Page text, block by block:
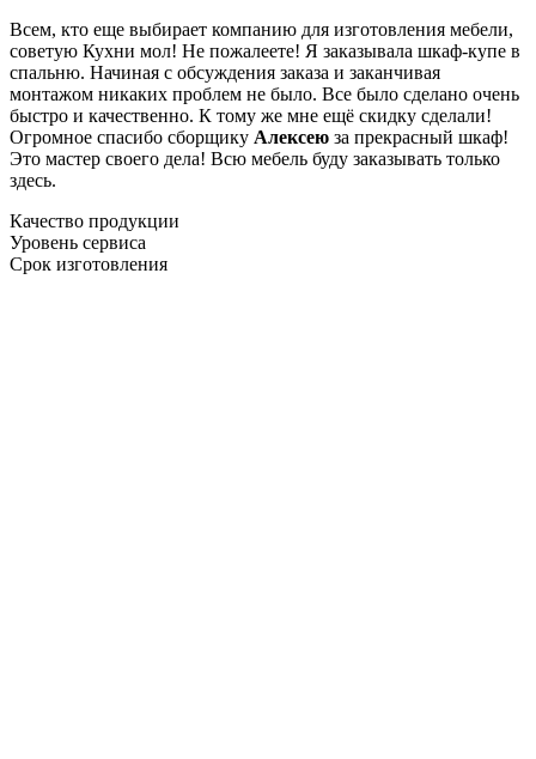
Всем, кто еще выбирает компанию для изготовления мебели,
советую Кухни мол! Не пожалеете! Я заказывала шкаф-купе в
спальню. Начиная с обсуждения заказа и заканчивая
монтажом никаких проблем не было. Все было сделано очень
быстро и качественно. К тому же мне ещё скидку сделали!
Огромное спасибо сборщику Алексею за прекрасный шкаф!
Это мастер своего дела! Всю мебель буду заказывать только
здесь.
Качество продукции
Уровень сервиса
Срок изготовления